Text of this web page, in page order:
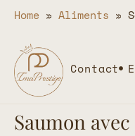
Home » Aliments »
Contact
Saumon